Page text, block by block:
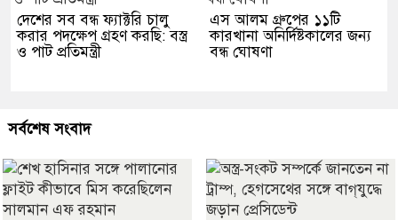
দেশের সব বন্ধ ফ্যাক্টরি চালু
করার পদক্ষেপ গ্রহণ করছি: বস্ত্র
ও পাট প্রতিমন্ত্রী
এস আলম গ্রুপের ১১টি
কারখানা অনির্দিষ্টকালের জন্য
বন্ধ ঘোষণা
সর্বশেষ সংবাদ